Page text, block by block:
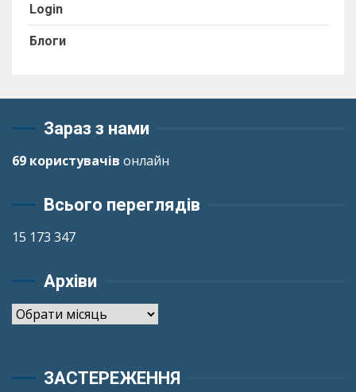
Login
Блоги
Зараз з нами
69 користувачів онлайн
Всього переглядів
15 173 347
Архіви
Архіви
ЗАСТЕРЕЖЕННЯ